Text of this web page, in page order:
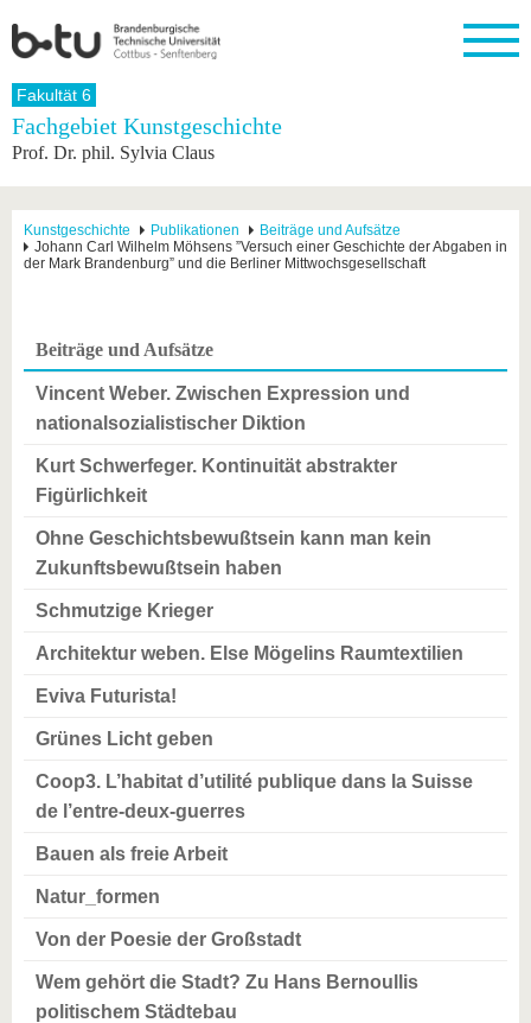
Startseite
Universität
Struktur
Karriere
Partnerschaften
Strukturwandel
Forschung
Forschung
Forschungsprofil
Nachwuchs
Studium
Vor dem
Studium
Nach
Studium
Profil
Aus dem
Ausland
BTU ins
Ausland
Für
Studierende
Wissenschaftliche
Weiterbildung
Fachkräfte
Wirtschafts-
und
BTU
Lernen
Werte
Familie &
Fakultät 6
Fachgebiet Kunstgeschichte
Prof. Dr. phil. Sylvia Claus
Kunstgeschichte Publikationen
Beiträge und Aufsätze
Johann Carl Wilhelm Möhsens ”Versuch einer Geschichte der Abgaben in
der Mark Brandenburg” und die Berliner Mittwochsgesellschaft
Beiträge und Aufsätze
Vincent Weber. Zwischen Expression und
nationalsozialistischer Diktion
Kurt Schwerfeger. Kontinuität abstrakter
Figürlichkeit
Ohne Geschichtsbewußtsein kann man kein
Zukunftsbewußtsein haben
Schmutzige Krieger
Architektur weben. Else Mögelins Raumtextilien
Eviva Futurista!
Grünes Licht geben
Coop3. L’habitat d’utilité publique dans la Suisse
de l’entre-deux-guerres
Bauen als freie Arbeit
Natur_formen
Von der Poesie der Großstadt
Wem gehört die Stadt? Zu Hans Bernoullis
politischem Städtebau